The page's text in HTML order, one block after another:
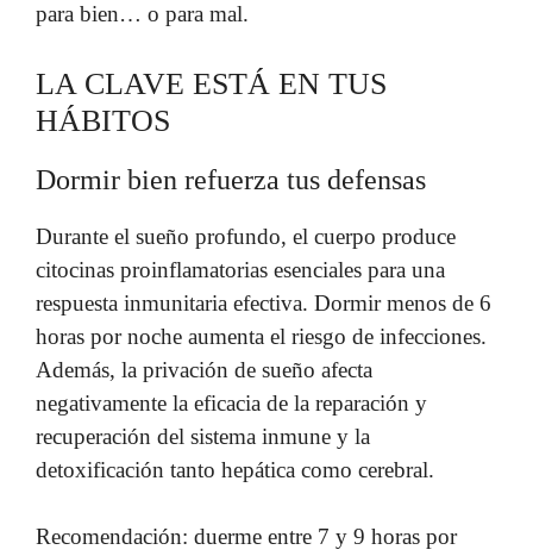
para bien… o para mal.
LA CLAVE ESTÁ EN TUS
HÁBITOS
Dormir bien refuerza tus defensas
Durante el sueño profundo, el cuerpo produce
citocinas proinflamatorias esenciales para una
respuesta inmunitaria efectiva. Dormir menos de 6
horas por noche aumenta el riesgo de infecciones.
Además, la privación de sueño afecta
negativamente la eficacia de la reparación y
recuperación del sistema inmune y la
detoxificación tanto hepática como cerebral.
Recomendación: duerme entre 7 y 9 horas por